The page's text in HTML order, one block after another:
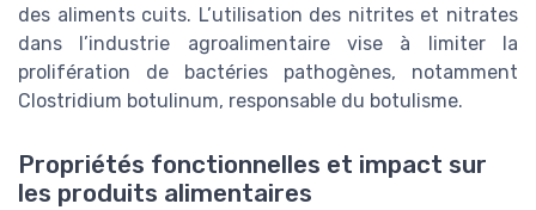
des aliments cuits. L’utilisation des nitrites et nitrates
dans l’industrie agroalimentaire vise à limiter la
prolifération de bactéries pathogènes, notamment
Clostridium botulinum, responsable du botulisme.
Propriétés fonctionnelles et impact sur
les produits alimentaires